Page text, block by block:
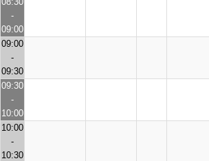
-
09:00
09:00
-
09:30
09:30
-
10:00
10:00
-
10:30